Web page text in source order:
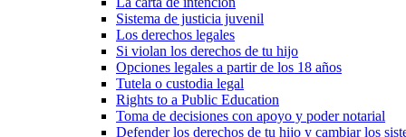
Sistema de justicia juvenil
Los derechos legales
Si violan los derechos de tu hijo
Opciones legales a partir de los 18 años
Tutela o custodia legal
Rights to a Public Education
Toma de decisiones con apoyo y poder notarial
Defender los derechos de tu hijo y cambiar los